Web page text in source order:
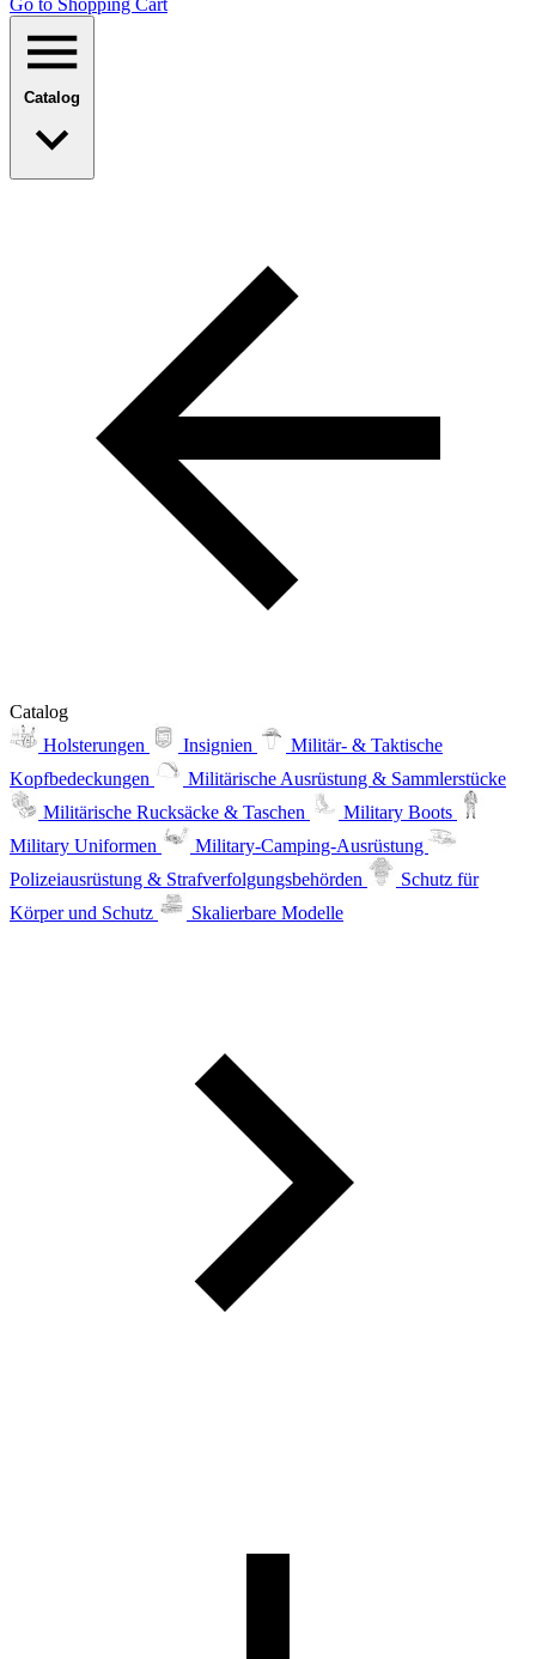
Go to Shopping Сart
Catalog
Catalog
Holsterungen
Insignien
Militär- & Taktische
Kopfbedeckungen
Militärische Ausrüstung & Sammlerstücke
Militärische Rucksäcke & Taschen
Military Boots
Military Uniformen
Military-Camping-Ausrüstung
Polizeiausrüstung & Strafverfolgungsbehörden
Schutz für
Körper und Schutz
Skalierbare Modelle